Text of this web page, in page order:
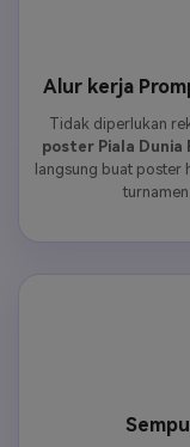
Alur kerja
Tidak diperlukan
poster Piala Dunia
langsung buat poster